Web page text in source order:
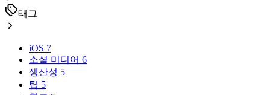
태그
iOS 7
소셜 미디어 6
생산성 5
팁 5